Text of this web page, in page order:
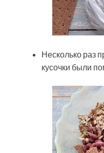
Несколько раз
кусочки были